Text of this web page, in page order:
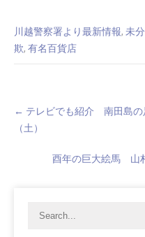
川越警察署より最新情報, 未
欺, 有名百貨店
navigation
← テレビでも紹介 南田島
（土）
酉年の巨大絵馬 山